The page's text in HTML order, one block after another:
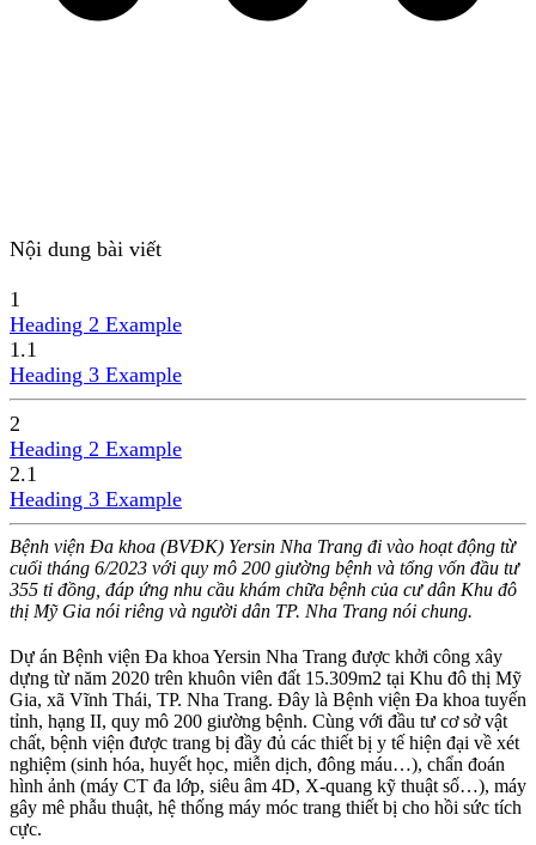
Nội dung bài viết
1
Heading 2 Example
1.1
Heading 3 Example
2
Heading 2 Example
2.1
Heading 3 Example
Bệnh viện Đa khoa (BVĐK) Yersin Nha Trang đi vào hoạt động từ
cuối tháng 6/2023 với quy mô 200 giường bệnh và tổng vốn đầu tư
355 tỉ đồng, đáp ứng nhu cầu khám chữa bệnh của cư dân Khu đô
thị Mỹ Gia nói riêng và người dân TP. Nha Trang nói chung.
Dự án Bệnh viện Đa khoa Yersin Nha Trang được khởi công xây
dựng từ năm 2020 trên khuôn viên đất 15.309m2 tại Khu đô thị Mỹ
Gia, xã Vĩnh Thái, TP. Nha Trang. Đây là Bệnh viện Đa khoa tuyến
tỉnh, hạng II, quy mô 200 giường bệnh. Cùng với đầu tư cơ sở vật
chất, bệnh viện được trang bị đầy đủ các thiết bị y tế hiện đại về xét
nghiệm (sinh hóa, huyết học, miễn dịch, đông máu…), chẩn đoán
hình ảnh (máy CT đa lớp, siêu âm 4D, X-quang kỹ thuật số…), máy
gây mê phẫu thuật, hệ thống máy móc trang thiết bị cho hồi sức tích
cực.